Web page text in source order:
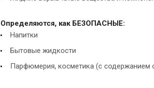
Определяются, как БЕЗОПАСНЫЕ:
Напитки
Бытовые жидкости
Парфюмерия, косметика (с содержанием